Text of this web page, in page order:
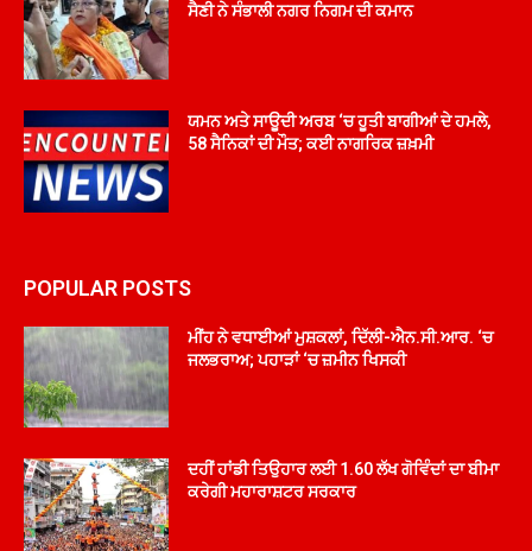
ਸੈਣੀ ਨੇ ਸੰਭਾਲੀ ਨਗਰ ਨਿਗਮ ਦੀ ਕਮਾਨ
ਯਮਨ ਅਤੇ ਸਾਊਦੀ ਅਰਬ ‘ਚ ਹੂਤੀ ਬਾਗੀਆਂ ਦੇ ਹਮਲੇ,
58 ਸੈਨਿਕਾਂ ਦੀ ਮੌਤ; ਕਈ ਨਾਗਰਿਕ ਜ਼ਖ਼ਮੀ
POPULAR POSTS
ਮੀਂਹ ਨੇ ਵਧਾਈਆਂ ਮੁਸ਼ਕਲਾਂ, ਦਿੱਲੀ-ਐਨ.ਸੀ.ਆਰ. ‘ਚ
ਜਲਭਰਾਅ; ਪਹਾੜਾਂ ‘ਚ ਜ਼ਮੀਨ ਖਿਸਕੀ
ਦਹੀਂ ਹਾਂਡੀ ਤਿਉਹਾਰ ਲਈ 1.60 ਲੱਖ ਗੋਵਿੰਦਾਂ ਦਾ ਬੀਮਾ
ਕਰੇਗੀ ਮਹਾਰਾਸ਼ਟਰ ਸਰਕਾਰ